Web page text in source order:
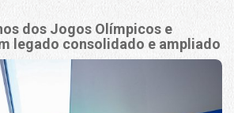
dos Jogos Olímpicos e
legado consolidado e ampliado